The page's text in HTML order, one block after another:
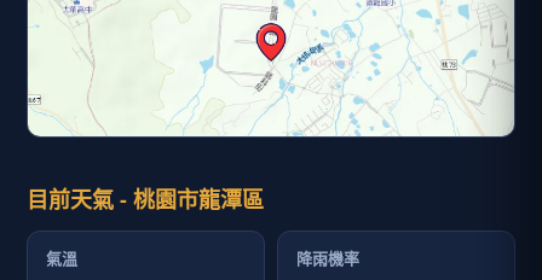
目前天氣 - 桃園市龍潭區
氣溫 降雨機率